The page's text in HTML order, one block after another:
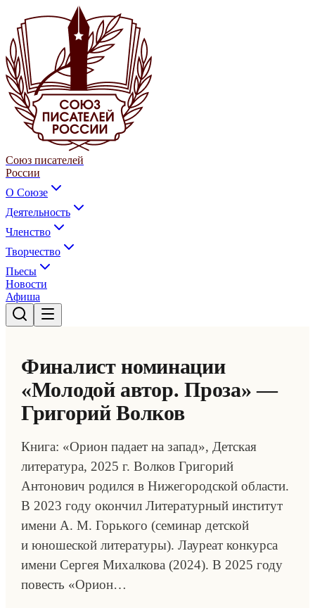
Союз писателей
России
О Союзе
Деятельность
Членство
Творчество
Пьесы
Новости
Афиша
Финалист номинации
«Молодой автор. Проза» —
Григорий Волков
Книга: «Орион падает на запад», Детская
литература, 2025 г. Волков Григорий
Антонович родился в Нижегородской области.
В 2023 году окончил Литературный институт
имени А. М. Горького (семинар детской
и юношеской литературы). Лауреат конкурса
имени Сергея Михалкова (2024). В 2025 году
повесть «Орион…